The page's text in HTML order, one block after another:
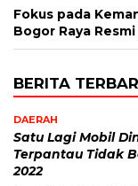
Fokus pada
Bogor Raya
BERITA
DAERAH
Satu Lagi Mobil
Terpantau Tidak
2022